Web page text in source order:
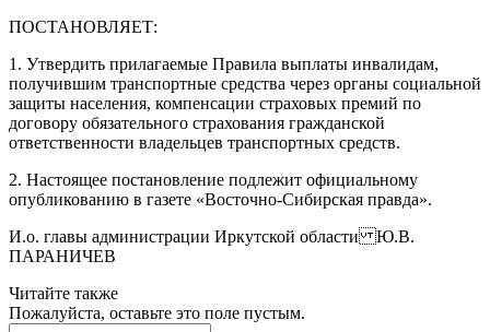
ПОСТАНОВЛЯЕТ:
1. Утвердить прилагаемые Правила выплаты инвалидам,
получившим транспортные средства через органы социальной
защиты населения, компенсации страховых премий по
договору обязательного страхования гражданской
ответственности владельцев транспортных средств.
2. Настоящее постановление подлежит официальному
опубликованию в газете «Восточно-Сибирская правда».
И.о. главы администрации Иркутской области Ю.В.
ПАРАНИЧЕВ
Читайте также
Пожалуйста, оставьте это поле пустым.